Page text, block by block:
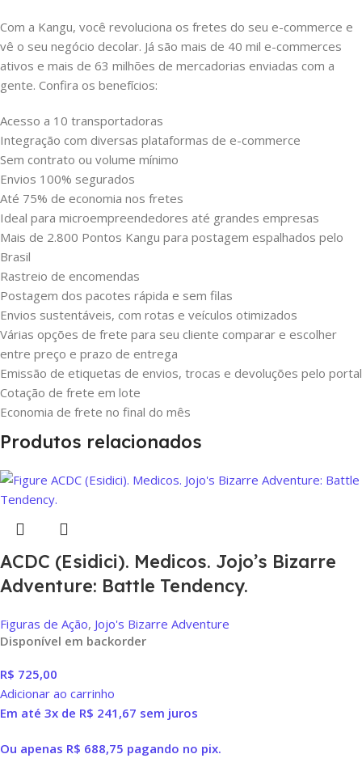
Com a Kangu, você revoluciona os fretes do seu e-commerce e
vê o seu negócio decolar. Já são mais de 40 mil e-commerces
ativos e mais de 63 milhões de mercadorias enviadas com a
gente. Confira os benefícios:
Acesso a 10 transportadoras
Integração com diversas plataformas de e-commerce
Sem contrato ou volume mínimo
Envios 100% segurados
Até 75% de economia nos fretes
Ideal para microempreendedores até grandes empresas
Mais de 2.800 Pontos Kangu para postagem espalhados pelo
Brasil
Rastreio de encomendas
Postagem dos pacotes rápida e sem filas
Envios sustentáveis, com rotas e veículos otimizados
Várias opções de frete para seu cliente comparar e escolher
entre preço e prazo de entrega
Emissão de etiquetas de envios, trocas e devoluções pelo portal
Cotação de frete em lote
Economia de frete no final do mês
Produtos relacionados
ACDC (Esidici). Medicos. Jojo’s Bizarre
Adventure: Battle Tendency.
Figuras de Ação, Jojo's Bizarre Adventure
Disponível em backorder
R$ 725,00
Adicionar ao carrinho
Em até 3x de R$ 241,67 sem juros
Ou apenas R$ 688,75 pagando no pix.